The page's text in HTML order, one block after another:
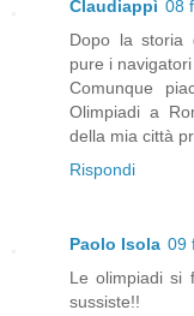
Claudiappì 08
Dopo la storia
pure i navigatori
Comunque
Olimpiadi a
della mia città
Rispondi
Paolo Isola 09
Le olimpiadi si
sussiste!!